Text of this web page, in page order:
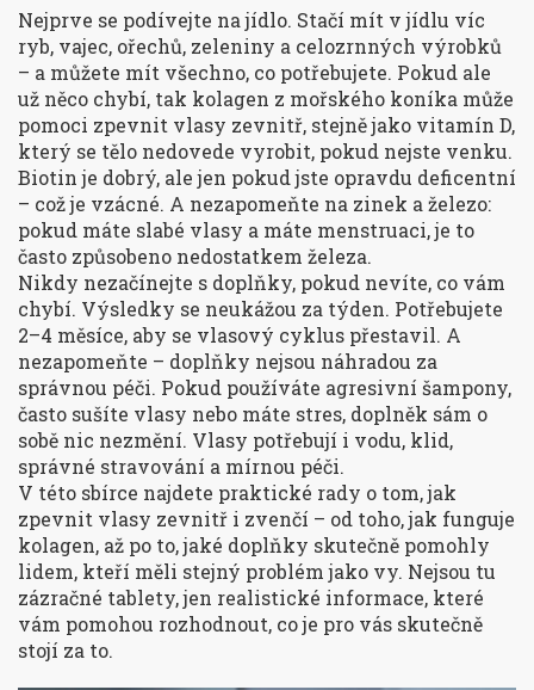
Nejprve se podívejte na jídlo. Stačí mít v jídlu víc
ryb, vajec, ořechů, zeleniny a celozrnných výrobků
– a můžete mít všechno, co potřebujete. Pokud ale
už něco chybí, tak kolagen z mořského koníka může
pomoci zpevnit vlasy zevnitř, stejně jako vitamín D,
který se tělo nedovede vyrobit, pokud nejste venku.
Biotin je dobrý, ale jen pokud jste opravdu deficentní
– což je vzácné. A nezapomeňte na zinek a železo:
pokud máte slabé vlasy a máte menstruaci, je to
často způsobeno nedostatkem železa.
Nikdy nezačínejte s doplňky, pokud nevíte, co vám
chybí. Výsledky se neukážou za týden. Potřebujete
2–4 měsíce, aby se vlasový cyklus přestavil. A
nezapomeňte – doplňky nejsou náhradou za
správnou péči. Pokud používáte agresivní šampony,
často sušíte vlasy nebo máte stres, doplněk sám o
sobě nic nezmění. Vlasy potřebují i vodu, klid,
správné stravování a mírnou péči.
V této sbírce najdete praktické rady o tom, jak
zpevnit vlasy zevnitř i zvenčí – od toho, jak funguje
kolagen, až po to, jaké doplňky skutečně pomohly
lidem, kteří měli stejný problém jako vy. Nejsou tu
zázračné tablety, jen realistické informace, které
vám pomohou rozhodnout, co je pro vás skutečně
stojí za to.